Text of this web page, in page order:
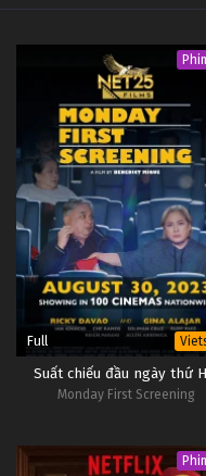
4 Phát Thanh
Phát Thanh
2 Phát
Phát Thanh
Full
Suất chiếu đầu ngày thứ
Monday First Screening